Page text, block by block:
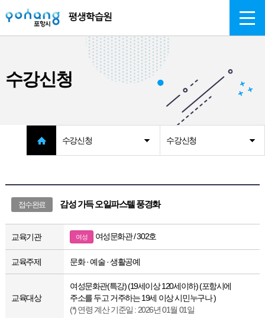
수강신청
수강신청 수강신청
접수완료 감성 가득 오일파스텔 풍경화
교육기관 여성 여성문화관 / 302호
교육주제 문화 · 예술 · 생활공예
교육대상
여성문화관(특강) (19세이상 120세이하) (포항시에
주소를 두고 거주하는 19세 이상 시민누구나 )
(*) 연령 계산 기준일 : 2026년 01월 01일